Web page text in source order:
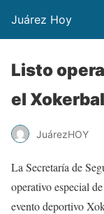
Juárez Hoy
Listo
el
JuárezHOY
La Secretaría de
operativo especial
evento deportivo